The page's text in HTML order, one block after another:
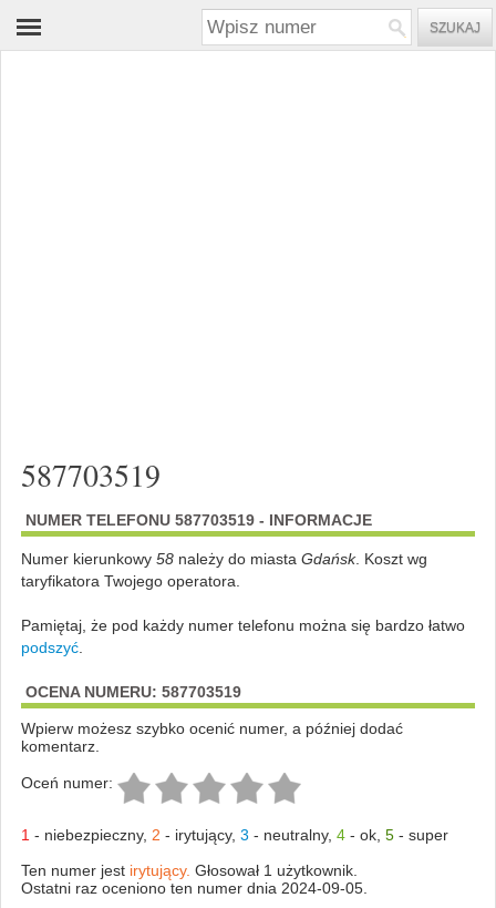
587703519
NUMER TELEFONU 587703519 - INFORMACJE
Numer kierunkowy 58należy do miasta Gdańsk. Koszt wg
taryfikatora Twojego operatora.
Pamiętaj, że pod każdy numer telefonu można się bardzo łatwo
podszyć.
OCENA NUMERU: 587703519
Wpierw możesz szybko ocenić numer, a później dodać
komentarz.
Oceń numer:
1 - niebezpieczny, 2 - irytujący, 3 - neutralny, 4- ok, 5- super
Ten numer jest irytujący. Głosował 1 użytkownik.
Ostatni raz oceniono ten numer dnia 2024-09-05.